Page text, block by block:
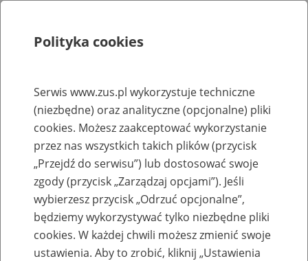
Rejestry, ewidencje i archiwa
Baza zlikwidowanych lub
przekształconych zakładów pracy
Nazwa zakładu pracy:
Polityka cookies
Serwis www.zus.pl wykorzystuje techniczne
(niezbędne) oraz analityczne (opcjonalne) pliki
cookies. Możesz zaakceptować wykorzystanie
przez nas wszystkich takich plików (przycisk
„Przejdź do serwisu”) lub dostosować swoje
zgody (przycisk „Zarządzaj opcjami”). Jeśli
wybierzesz przycisk „Odrzuć opcjonalne”,
będziemy wykorzystywać tylko niezbędne pliki
cookies. W każdej chwili możesz zmienić swoje
ustawienia. Aby to zrobić, kliknij „Ustawienia